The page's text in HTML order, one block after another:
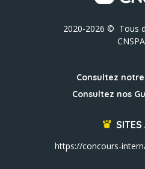
2020-2026 © Tous
Consultez
Consultez nos
SITES
https://concours-